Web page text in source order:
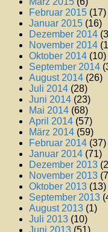
Februar 2015 (17)
Januar 2015 (16)
Dezember 2014
November 2014
Oktober 2014 (10)
September 2014
August 2014 (26)
Juli 2014 (28)
Juni 2014 (23)
Mai 2014 (68)
April 2014 (57)
März 2014 (59)
Februar 2014 (37)
Januar 2014 (71)
Dezember 2013
November 2013
Oktober 2013 (13)
September 2013
August 2013 (1)
Juli 2013 (10)
Juni 2013 (51)